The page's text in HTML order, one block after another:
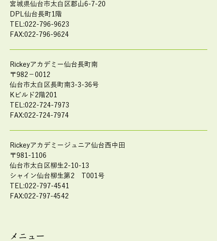
宮城県仙台市太白区郡山6-7-20
DPL仙台長町1階
TEL:022-796-9623
FAX:022-796-9624
Rickeyアカデミー仙台長町南
〒982－0012
仙台市太白区長町南3-3-36号
Kビルド2階201
TEL:022-724-7973
FAX:022-724-7974
Rickeyアカデミージュニア仙台西中田
〒981-1106
仙台市太白区柳生2-10-13
シャイン仙台柳生第2 T001号
TEL:022-797-4541
FAX:022-797-4542
メニュー